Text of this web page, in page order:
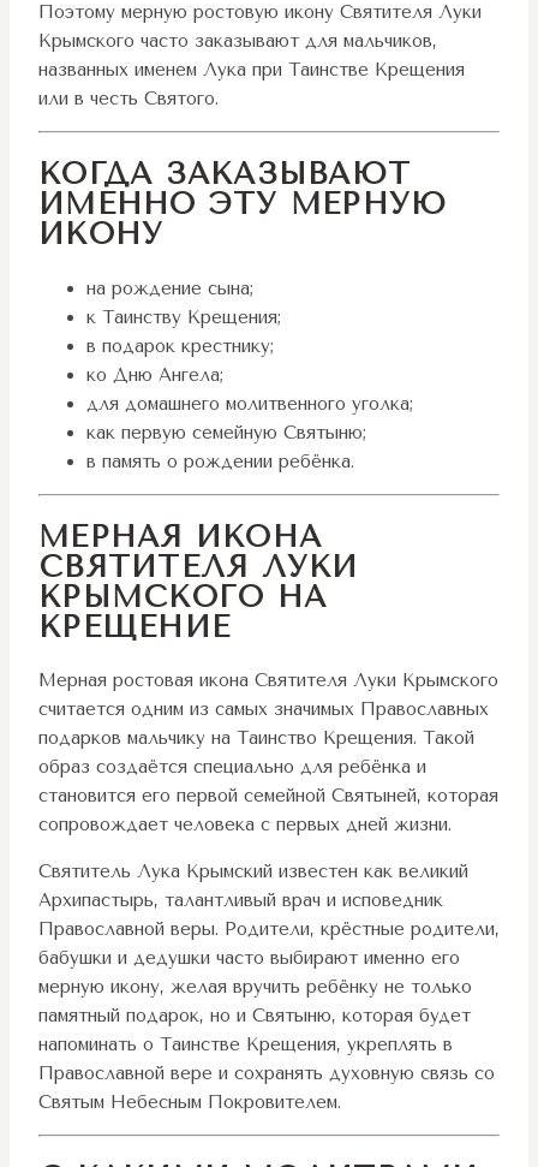
Поэтому мерную ростовую икону Святителя Луки
Крымского часто заказывают для мальчиков,
названных именем Лука при Таинстве Крещения
или в честь Святого.
КОГДА ЗАКАЗЫВАЮТ
ИМЕННО ЭТУ МЕРНУЮ
ИКОНУ
на рождение сына;
к Таинству Крещения;
в подарок крестнику;
ко Дню Ангела;
для домашнего молитвенного уголка;
как первую семейную Святыню;
в память о рождении ребёнка.
МЕРНАЯ ИКОНА
СВЯТИТЕЛЯ ЛУКИ
КРЫМСКОГО НА
КРЕЩЕНИЕ
Мерная ростовая икона Святителя Луки Крымского
считается одним из самых значимых Православных
подарков мальчику на Таинство Крещения. Такой
образ создаётся специально для ребёнка и
становится его первой семейной Святыней, которая
сопровождает человека с первых дней жизни.
Святитель Лука Крымский известен как великий
Архипастырь, талантливый врач и исповедник
Православной веры. Родители, крёстные родители,
бабушки и дедушки часто выбирают именно его
мерную икону, желая вручить ребёнку не только
памятный подарок, но и Святыню, которая будет
напоминать о Таинстве Крещения, укреплять в
Православной вере и сохранять духовную связь со
Святым Небесным Покровителем.